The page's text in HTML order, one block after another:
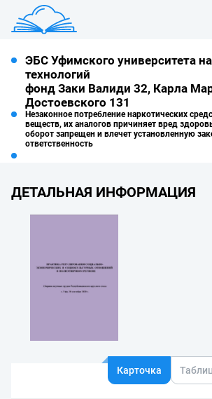
ЭБС Уфимского университета
технологий
фонд Заки Валиди 32, Карла
Достоевского 131
Незаконное потребление наркотических
веществ, их аналогов причиняет вред
оборот запрещен и влечет установленную
ответственность
ДЕТАЛЬНАЯ ИНФОРМАЦИЯ
Карточка